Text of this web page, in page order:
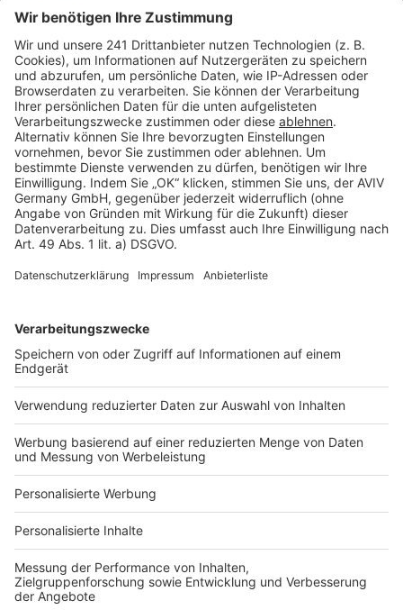
Seitenaufbau
Barrierefreiheit
Cookie Einstellungen
Rechtliches
AGB-Übersicht
Datenschutz
Impressum
Services
Bauprojekt-Quiz
Häuser-Suche
Hausanbieter-Suche
Bauprojekt-Profil
Für Unternehmen
Ihre Baufirma auf bauen.de
Kostenloses Infogespräch